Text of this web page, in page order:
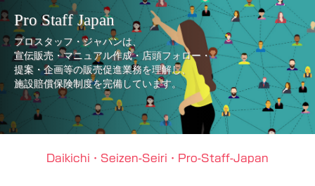
Pro Staff Japan
プロスタッフ・ジャパンは、
宣伝販売・マニュアル作成・店頭フォロー・
提案・企画等の販売促進業務を理解し、
施設賠償保険制度を完備しています。
Daikichi・Seizen-Seiri・Pro-Staff-Japan